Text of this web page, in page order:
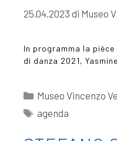
25.04.2023 di Museo
In programma la
di danza 2021,
Museo Vincenzo
agenda